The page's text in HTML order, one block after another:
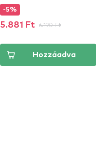
-5%
5.881 Ft 6.190 Ft
Hozzáadva